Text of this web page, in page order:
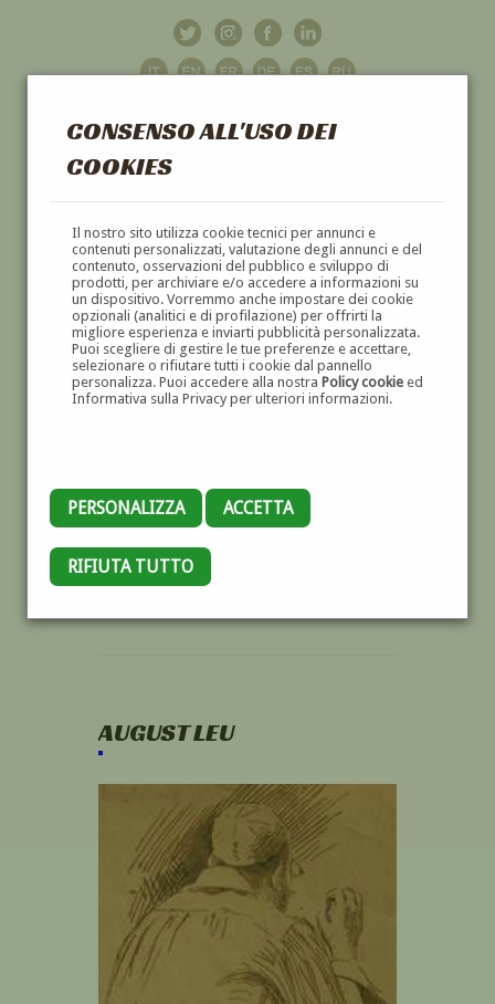
CONSENSO ALL'USO DEI
COOKIES
Il nostro sito utilizza cookie tecnici per annunci e
contenuti personalizzati, valutazione degli annunci e del
contenuto, osservazioni del pubblico e sviluppo di
prodotti, per archiviare e/o accedere a informazioni su
un dispositivo. Vorremmo anche impostare dei cookie
opzionali (analitici e di profilazione) per offrirti la
migliore esperienza e inviarti pubblicità personalizzata.
Puoi scegliere di gestire le tue preferenze e accettare,
selezionare o rifiutare tutti i cookie dal pannello
personalizza. Puoi accedere alla nostra Policy cookieed
Informativa sulla Privacy per ulteriori informazioni.
PERSONALIZZA ACCETTA
RIFIUTA TUTTO
GALLERIAD'ARTE
DIPINTI E SCULTURE '800 E '900
AUGUST LEU